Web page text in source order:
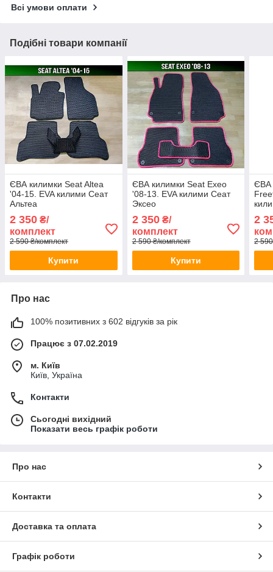
Всі умови оплати
Подібні товари компанії
ЄВА килимки Seat Altea
'04-15. EVA килими Сеат
Альтеа
2 350 ₴/
комплект
2 590 ₴/комплект
Купити
ЄВА килимки Seat Exeo
'08-13. EVA килими Сеат
Эксео
2 350₴/
комплект
2 590 ₴/комплект
Купити
ЄВА
2
2
Про нас
100% позитивних з 602 відгуків за рік
Працює з 07.02.2019
м. Київ
Київ, Україна
Контакти
Сьогодні вихідний
Показати весь графік роботи
Про нас
Контакти
Доставка та оплата
Графік роботи